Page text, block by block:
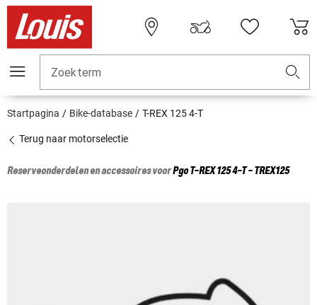
Zoekterm
Startpagina Bike-database T-REX 125 4-T
Terug naar motorselectie
Reserveonderdelen en accessoires voorPgoT-REX 125 4-T - TREX125